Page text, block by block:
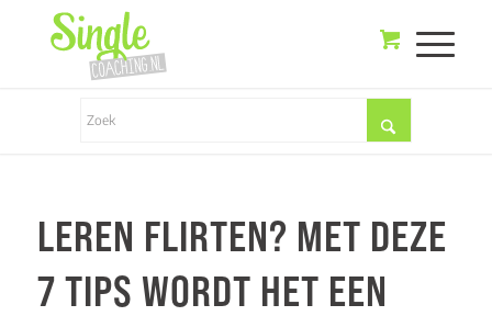
LEREN FLIRTEN? MET DEZE
7 TIPS WORDT HET EEN